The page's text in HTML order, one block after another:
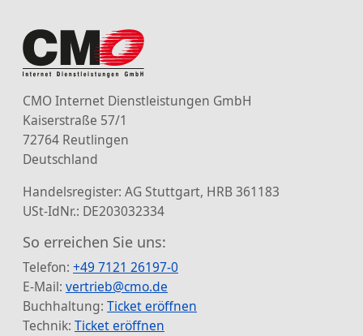
CMO Internet Dienstleistungen GmbH
Kaiserstraße 57/1
72764 Reutlingen
Deutschland
Handelsregister: AG Stuttgart, HRB 361183
USt-IdNr.: DE203032334
So erreichen Sie uns:
Telefon: +49 7121 26197-0
E-Mail: vertrieb@cmo.de
Buchhaltung: Ticket eröffnen
Technik: Ticket eröffnen